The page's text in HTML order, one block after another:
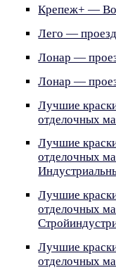
Крепеж+ —
Лего —
Лонар —
Лонар —
Лучшие
отделочных
Лучшие
отделочных
Лучшие
отделочных
Лучшие
отделочных